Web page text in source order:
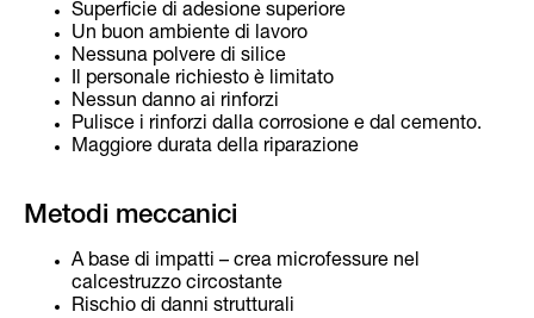
Superficie di adesione superiore
Un buon ambiente di lavoro
Nessuna polvere di silice
Il personale richiesto è limitato
Nessun danno ai rinforzi
Pulisce i rinforzi dalla corrosione e dal cemento.
Maggiore durata della riparazione
Metodi meccanici
A base di impatti – crea microfessure nel
calcestruzzo circostante
Rischio di danni strutturali